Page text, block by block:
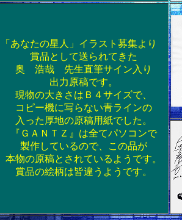
「あなたの星人」イラスト募集より
賞品として送られてきた
奥 浩哉 先生直筆サイン入り
出力原稿です。
現物の大きさはＢ４サイズで、
コピー機に写らない青ラインの
入った厚地の原稿用紙でした。
『ＧＡＮＴＺ』は全てパソコンで
製作しているので、この品が
本物の原稿とされているようです。
賞品の絵柄は皆違うようです。